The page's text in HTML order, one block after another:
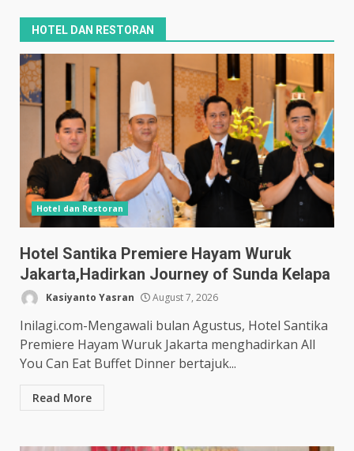
HOTEL DAN RESTORAN
Hotel dan Restoran
Hotel Santika Premiere Hayam Wuruk
Jakarta,Hadirkan Journey of Sunda Kelapa
Kasiyanto Yasran August 7, 2026
Inilagi.com-Mengawali bulan Agustus, Hotel Santika
Premiere Hayam Wuruk Jakarta menghadirkan All
You Can Eat Buffet Dinner bertajuk...
Read More